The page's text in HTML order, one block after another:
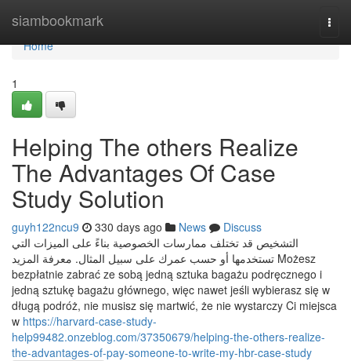
siambookmark
Home
Home
1
Helping The others Realize
The Advantages Of Case
Study Solution
guyh122ncu9 330 days ago News
Discuss
التشخيص قد تختلف ممارسات الخصوصية بناءً على الميزات التي
تستخدمها أو حسب عمرك على سبيل المثال. معرفة المزيد Możesz
bezpłatnie zabrać ze sobą jedną sztuka bagażu podręcznego i
jedną sztukę bagażu głównego, więc nawet jeśli wybierasz się w
długą podróż, nie musisz się martwić, że nie wystarczy Ci miejsca
w https://harvard-case-study-
help99482.onzeblog.com/37350679/helping-the-others-realize-
the-advantages-of-pay-someone-to-write-my-hbr-case-study